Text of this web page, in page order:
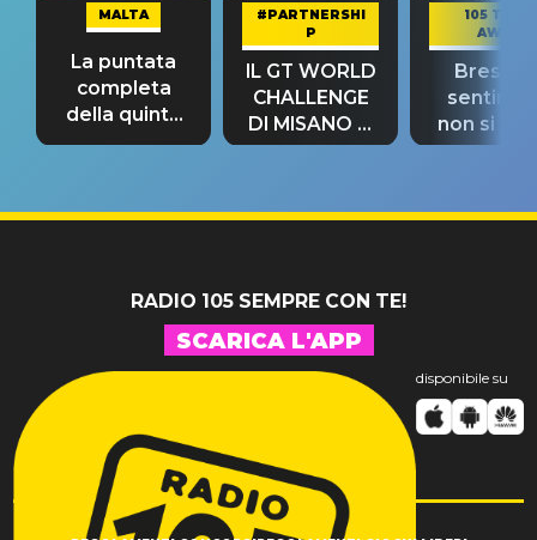
MALTA
La puntata
completa
della quinta
tappa
#PARTNERSHI
P
IL GT WORLD
CHALLENGE
DI MISANO si
riconferma
105 TAKE
AWAY
Bresh:
non si
fino alla
RADIO 105 SEMPRE CON TE!
SCARICA L'APP
disponibile su